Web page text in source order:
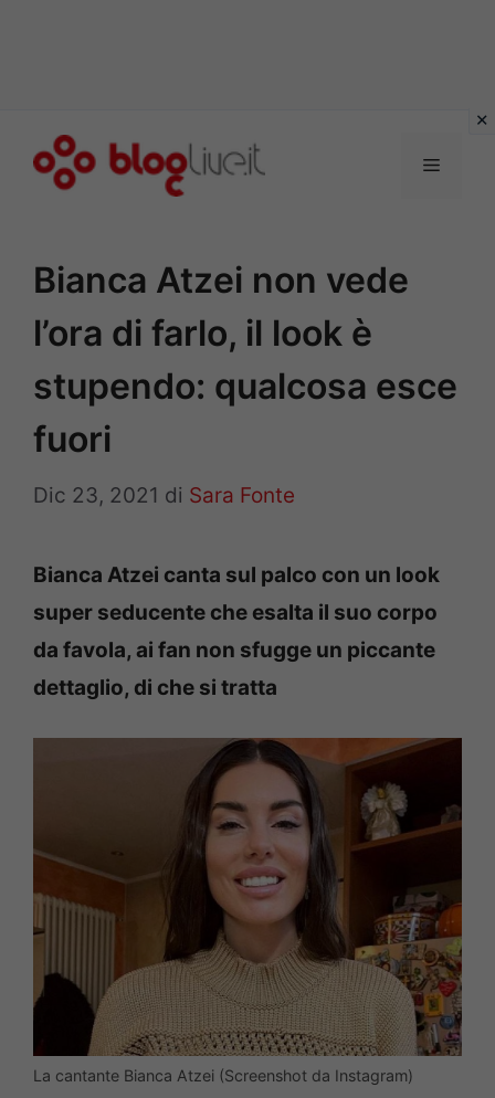
Menu
Bianca Atzei non vede
l’ora di farlo, il look è
stupendo: qualcosa esce
fuori
Dic 23, 2021 di Sara Fonte
Bianca Atzei canta sul palco con un look
super seducente che esalta il suo corpo
da favola, ai fan non sfugge un piccante
dettaglio, di che si tratta
La cantante Bianca Atzei (Screenshot da Instagram)